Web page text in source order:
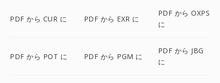
PDF から CUR に PDF から EXR に
PDF から OXPS
に
PDF から POT に PDF から PGM に
PDF から JBG
に